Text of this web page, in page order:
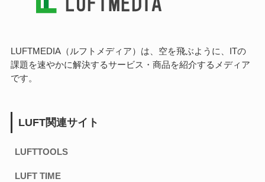
LUFTMEDIA（ルフトメディア）は、空を飛ぶように、ITの
課題を速やかに解決するサービス・商品を紹介するメディア
です。
LUFT関連サイト
LUFTTOOLS
LUFT TIME